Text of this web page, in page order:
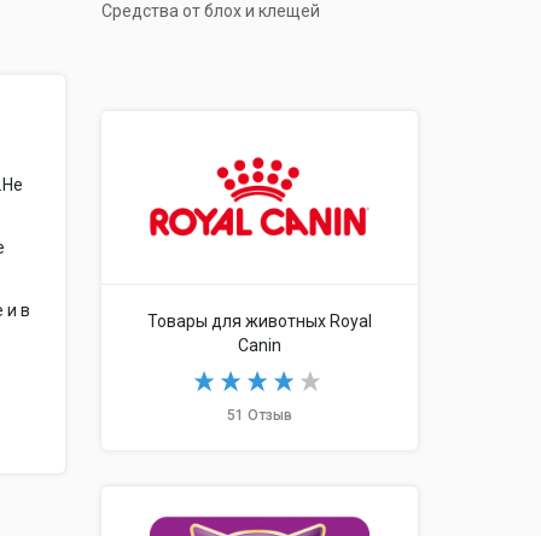
Средства от блох и клещей
и в
Товары для животных Royal
Canin
51 Отзыв